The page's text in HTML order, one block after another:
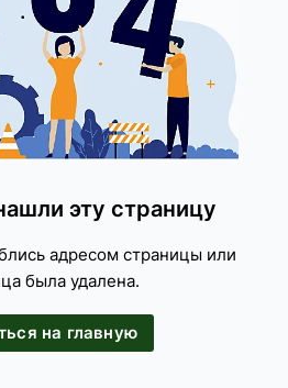
эту страницу
адресом страницы или
была удалена.
на главную